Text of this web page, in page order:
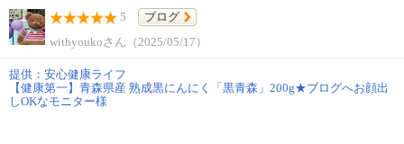
5
ブログ
withyoukoさん（2025/05/17）
提供：安心健康ライフ
【健康第一】青森県産 熟成黒にんにく「黒青森」200g★ブログへお顔出
しOKなモニター様